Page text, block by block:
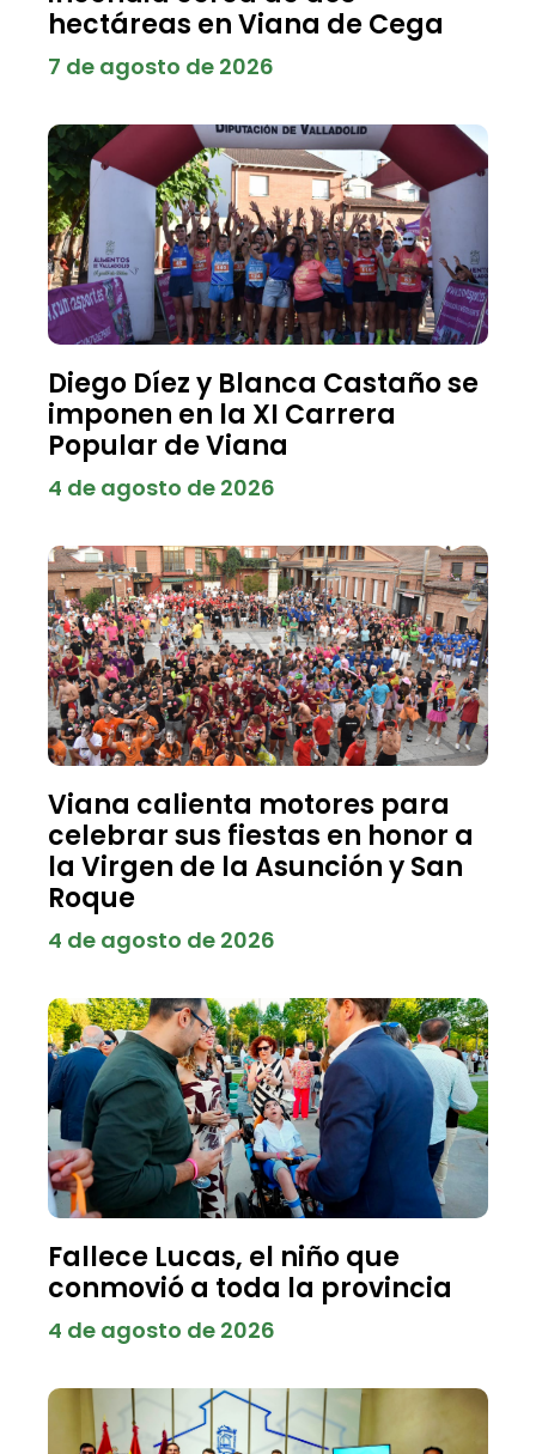
hectáreas en Viana de Cega
7 de agosto de 2026
Diego Díez y Blanca Castaño se
imponen en la XI Carrera
Popular de Viana
4 de agosto de 2026
Viana calienta motores para
celebrar sus fiestas en honor a
la Virgen de la Asunción y San
Roque
4 de agosto de 2026
Fallece Lucas, el niño que
conmovió a toda la provincia
4 de agosto de 2026